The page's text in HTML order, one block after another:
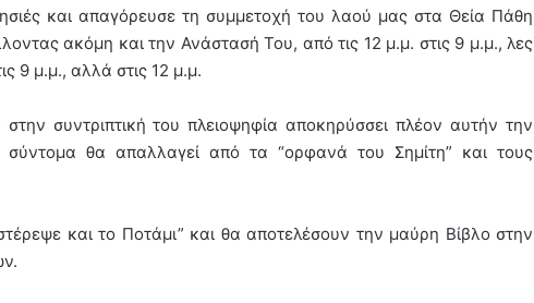
και απαγόρευσε τη συμμετοχή του λαού μας στα Θεία Πάθη
ακόμη και την Ανάστασή Του, από τις 12 μ.μ. στις 9 μ.μ., λες
9 μ.μ., αλλά στις 12 μ.μ.
συντριπτική του πλειοψηφία αποκηρύσσει πλέον αυτήν την
σύντομα θα απαλλαγεί από τα “ορφανά του Σημίτη” και τους
και το Ποτάμι” και θα αποτελέσουν την μαύρη Βίβλο στην